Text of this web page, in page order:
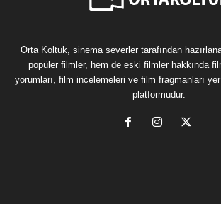
Orta Koltuk, sinema severler tarafından
popüler filmler, hem de eski filmler hakkında
yorumları, film incelemeleri ve film fragmanları
platformudur.